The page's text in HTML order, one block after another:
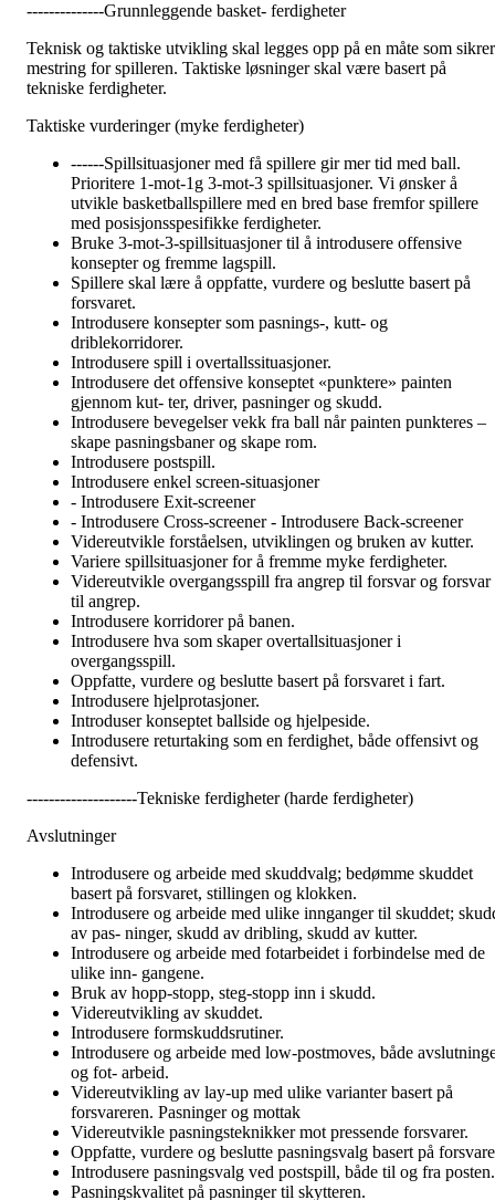
--------------Grunnleggende basket- ferdigheter
Teknisk og taktiske utvikling skal legges opp på en måte som sikrer
mestring for spilleren. Taktiske løsninger skal være basert på
tekniske ferdigheter.
Taktiske vurderinger (myke ferdigheter)
------Spillsituasjoner med få spillere gir mer tid med ball.
Prioritere 1-mot-1g 3-mot-3 spillsituasjoner. Vi ønsker å
utvikle basketballspillere med en bred base fremfor spillere
med posisjonsspesifikke ferdigheter.
Bruke 3-mot-3-spillsituasjoner til å introdusere offensive
konsepter og fremme lagspill.
Spillere skal lære å oppfatte, vurdere og beslutte basert på
forsvaret.
Introdusere konsepter som pasnings-, kutt- og
driblekorridorer.
Introdusere spill i overtallssituasjoner.
Introdusere det offensive konseptet «punktere» painten
gjennom kut- ter, driver, pasninger og skudd.
Introdusere bevegelser vekk fra ball når painten punkteres –
skape pasningsbaner og skape rom.
Introdusere postspill.
Introdusere enkel screen-situasjoner
- Introdusere Exit-screener
- Introdusere Cross-screener - Introdusere Back-screener
Videreutvikle forståelsen, utviklingen og bruken av kutter.
Variere spillsituasjoner for å fremme myke ferdigheter.
Videreutvikle overgangsspill fra angrep til forsvar og forsvar
til angrep.
Introdusere korridorer på banen.
Introdusere hva som skaper overtallsituasjoner i
overgangsspill.
Oppfatte, vurdere og beslutte basert på forsvaret i fart.
Introdusere hjelprotasjoner.
Introduser konseptet ballside og hjelpeside.
Introdusere returtaking som en ferdighet, både offensivt og
defensivt.
--------------------Tekniske ferdigheter (harde ferdigheter)
Avslutninger
Introdusere og arbeide med skuddvalg; bedømme skuddet
basert på forsvaret, stillingen og klokken.
Introdusere og arbeide med ulike innganger til skuddet;
av pas- ninger, skudd av dribling, skudd av kutter.
Introdusere og arbeide med fotarbeidet i forbindelse med de
ulike inn- gangene.
Bruk av hopp-stopp, steg-stopp inn i skudd.
Videreutvikling av skuddet.
Introdusere formskuddsrutiner.
Introdusere og arbeide med low-postmoves, både
og fot- arbeid.
Videreutvikling av lay-up med ulike varianter basert på
forsvareren. Pasninger og mottak
Videreutvikle pasningsteknikker mot pressende forsvarer.
Oppfatte, vurdere og beslutte pasningsvalg basert på
Introdusere pasningsvalg ved postspill, både til og fra posten.
Pasningskvalitet på pasninger til skytteren.